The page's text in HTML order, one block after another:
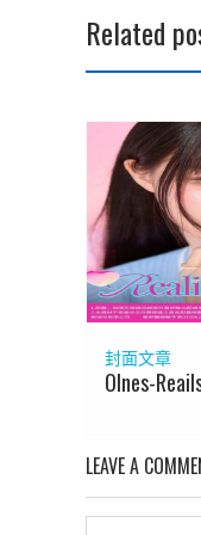
Related
封面文章
Olnes-
LEAVE A